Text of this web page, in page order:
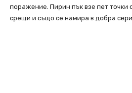
поражение. Пирин пък взе пет точки
срещи и също се намира в добра